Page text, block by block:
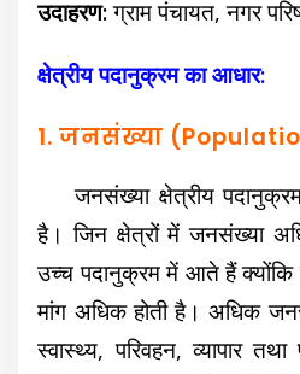
उदाहरण:ग्राम पंचायत,नगर
क्षेत्रीय पदानुक्रम का आधार:
1. जनसंख्या
जनसंख्या क्षेत्रीय
है। जिन क्षेत्रों में जनसंख्या
उच्च पदानुक्रम में आते हैं
मांग अधिक होती है। अधिक
स्वास्थ्य, परिवहन, व्यापार